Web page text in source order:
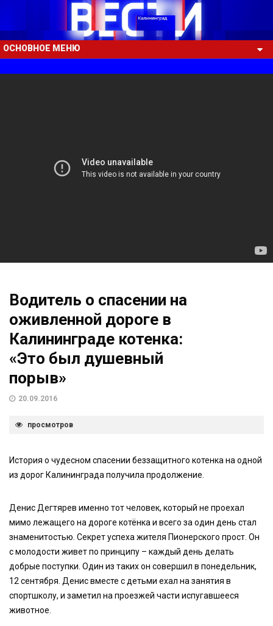
ОСНОВНОЕ МЕНЮ
Водитель о спасении на
оживленной дороге в
Калининграде котенка:
«Это был душевный
порыв»
20.09.2016
просмотров
История о чудесном спасении беззащитного котенка на одной
из дорог Калининграда получила продолжение.
Денис Дегтярев именно тот человек, который не проехал
мимо лежащего на дороге котёнка и всего за один день стал
знаменитостью. Секрет успеха жителя Пионерского прост. Он
с молодости живет по принципу – каждый день делать
добрые поступки. Один из таких он совершил в понедельник,
12 сентября. Денис вместе с детьми ехал на занятия в
спортшколу, и заметил на проезжей части испугавшееся
животное.